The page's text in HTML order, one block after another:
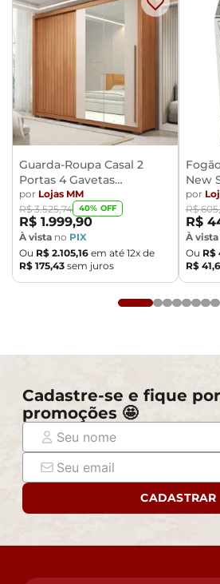
- Todos os nossos produtos são
embalados e com total segurança
- Confira as dimensões do produto
compra e certifique-se de que
por elevadores, portas, escadas e/ou
evitando assim futuros desagrados
com a entrega do produto.
Guarda-Roupa Casal 2
Portas 4 Gavetas
Caemmun Moviment
por Lojas MM
R$ 3.525,74 40% OFF
R$ 1.999,90
À vista no PIX
Ou R$ 2.105,16 em até 12x de
R$ 175,43 sem juros
New
por
R$ 605,
R$
À vista
Ou R$
R$ 41,
Cadastre-se e fique
promoções 🤩
CADASTRAR